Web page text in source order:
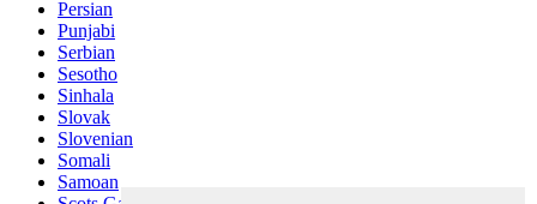
Persian
Punjabi
Serbian
Sesotho
Sinhala
Slovak
Slovenian
Somali
Samoan